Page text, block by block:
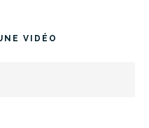
VIDÉO